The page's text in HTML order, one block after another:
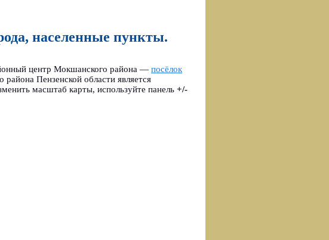
населенные пункты.
центр Мокшанского района — посёлок
Пензенской области является
масштаб карты, используйте панель +/-